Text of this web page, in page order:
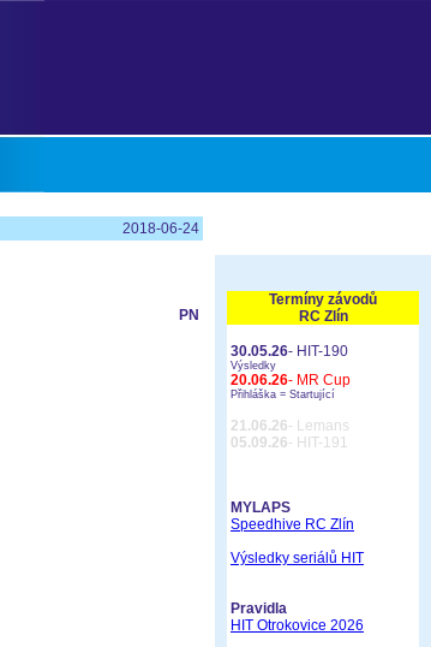
2018-06-24
PN
Termíny závodů
RC Zlín
30.05.26- HIT-190
Výsledky
20.06.26- MR Cup
Přihláška = Startující
21.06.26- Lemans
05.09.26- HIT-191
MYLAPS
Speedhive RC Zlín
Výsledky seriálů HIT
Pravidla
HIT Otrokovice 2026